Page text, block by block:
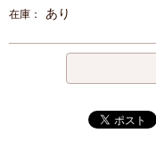
在庫： あり